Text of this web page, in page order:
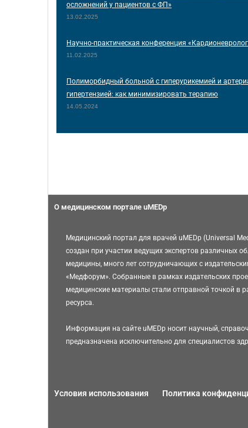
осложнений у пациентов с ФП»
13.02.2025
Научно-практическая конференция
11.02.2025
Полиморбидный больной с гиперурикемией и
гипертензией: как минимизировать терапию
14.05.2024
О медицинском портале uMEDp
Медицинский портал для врачей uMEDp (Universal
создан при участии ведущих экспертов различных
медицины, много лет сотрудничающих с
«Медфорум». Собранные в рамках издательских
медицинские материалы стали отправной точкой в
ресурса.
Информация на сайте uMEDp носит научный,
предназначена исключительно для специалистов
Условия использования Политика